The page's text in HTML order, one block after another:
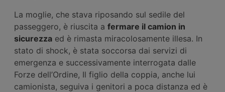
La moglie, che stava riposando sul sedile del
passeggero, è riuscita a fermare il camion in
sicurezza ed è rimasta miracolosamente illesa. In
stato di shock, è stata soccorsa dai servizi di
emergenza e successivamente interrogata dalle
Forze dell’Ordine, Il figlio della coppia, anche lui
camionista, seguiva i genitori a poca distanza ed è